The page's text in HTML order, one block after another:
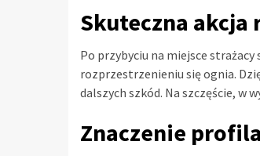
Skuteczna akcja
Po przybyciu na miejsce
rozprzestrzenieniu się ognia.
dalszych szkód. Na szczęście, w
Znaczenie